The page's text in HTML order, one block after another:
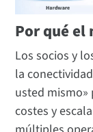
Por qué el
Los socios y
la
usted mismo»
costes y